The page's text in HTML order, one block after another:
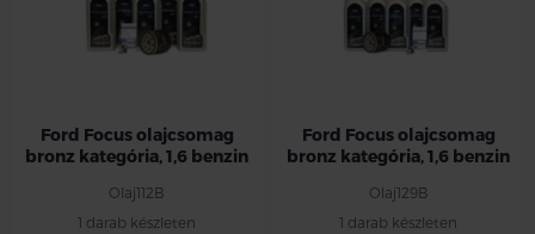
Ford Focus olajcsomag
bronz kategória, 1,6 benzin
Olaj112B
1 darab készleten
Ford Focus olajcsomag
bronz kategória, 1,6 benzin
Olaj129B
1 darab készleten